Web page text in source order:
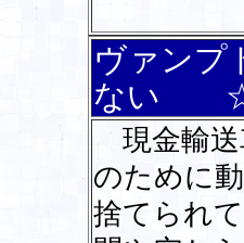
ヴァンプ
ない
現金輸送
のために
捨てられ